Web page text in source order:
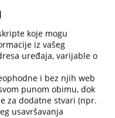
koje mogu
iz vašeg
uređaja, varijable o
i bez njih web
punom obimu, dok
za dodatne stvari (npr.
usavršavanja